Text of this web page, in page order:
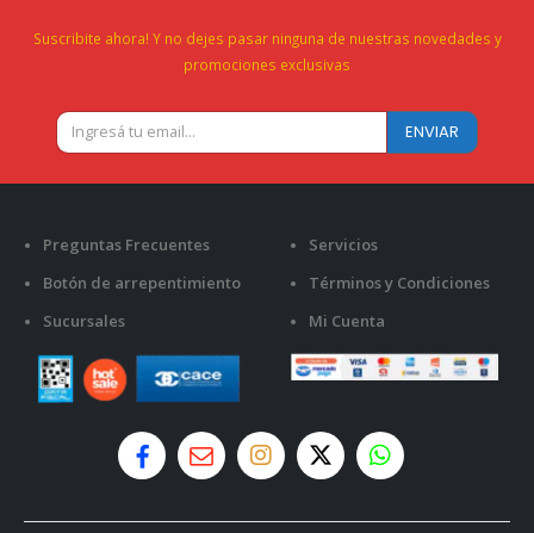
Suscribite ahora! Y no dejes pasar ninguna de nuestras novedades y
promociones exclusivas
Preguntas Frecuentes
Botón de arrepentimiento
Sucursales
Servicios
Términos y Condiciones
Mi Cuenta